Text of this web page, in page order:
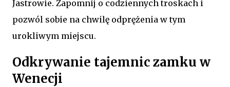
Jastrowie. Zapomnij o codziennych troskach i
pozwól sobie na chwilę odprężenia w tym
urokliwym miejscu.
Odkrywanie tajemnic zamku w
Wenecji